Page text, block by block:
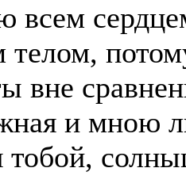
всем
вне
и мною
тобой,